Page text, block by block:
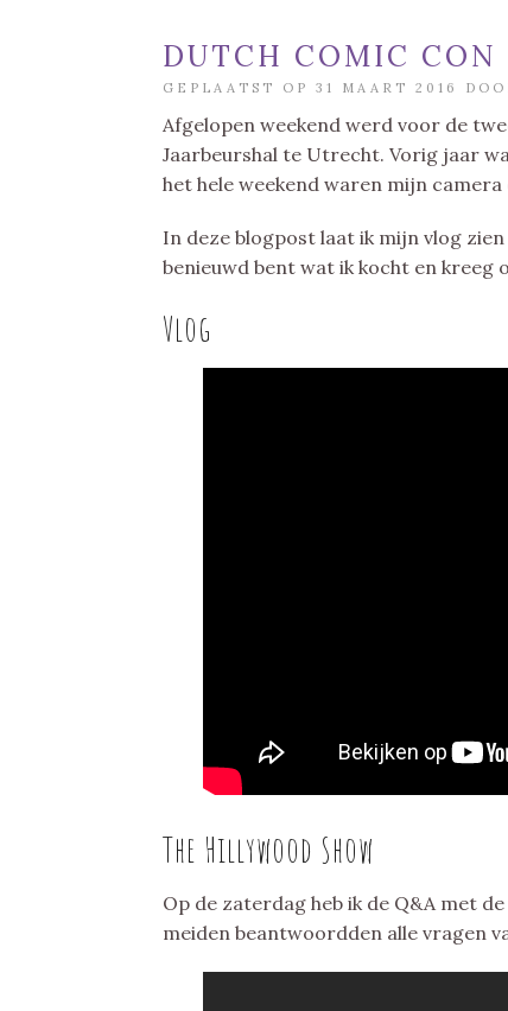
DUTCH COMIC CON
GEPLAATST OP 31 MAART 2016
Afgelopen weekend werd voor de
Jaarbeurshal te Utrecht. Vorig jaar
het hele weekend waren mijn camera
In deze blogpost laat ik mijn vlog
benieuwd bent wat ik kocht en kreeg
Vlog
The Hillywood Show
Op de zaterdag heb ik de Q&A met
meiden beantwoordden alle vragen